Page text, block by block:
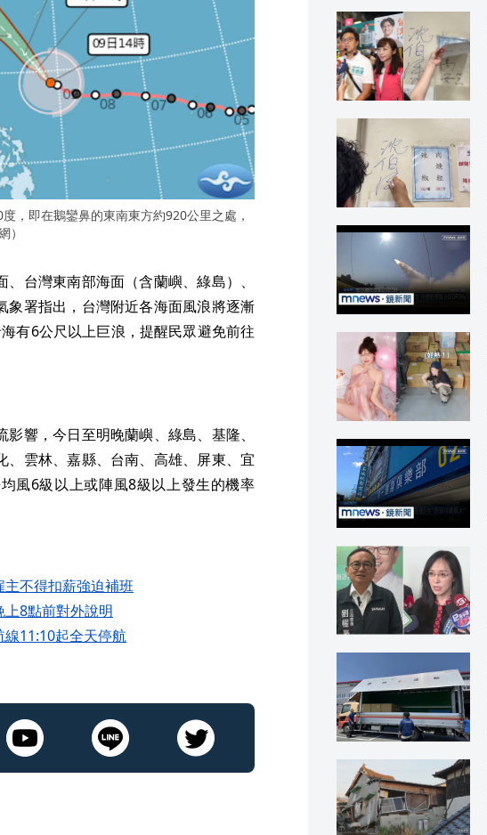
，即在鵝鑾鼻的東南東方約920公里之處，
）
台灣東南部海面（含蘭嶼、綠島）、
象署指出，台灣附近各海面風浪將逐漸
有6公尺以上巨浪，提醒民眾避免前往
響，今日至明晚蘭嶼、綠島、基隆、
雲林、嘉縣、台南、高雄、屏東、宜
風6級以上或陣風8級以上發生的機率
不得扣薪強迫補班
8點前對外說明
11:10起全天停航